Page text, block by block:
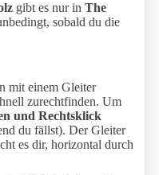
gibt es nur in The
sobald du die
mit einem Gleiter
zurechtfinden. Um
und Rechtsklick
du fällst). Der Gleiter
es dir, horizontal durch